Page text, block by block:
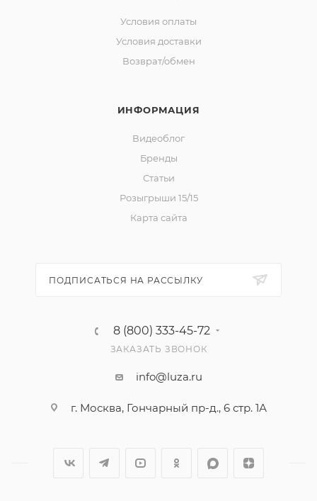
Условия оплаты
Условия доставки
Возврат/обмен
ИНФОРМАЦИЯ
Видеоблог
Бренды
Статьи
Розыгрыши 15/15
Карта сайта
ПОДПИСАТЬСЯ НА РАССЫЛКУ
8 (800) 333-45-72
ЗАКАЗАТЬ ЗВОНОК
info@luza.ru
г. Москва, Гончарный пр-д., 6 стр. 1А